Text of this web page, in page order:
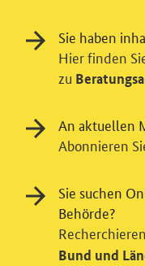
Einwilligung
Wir bitten Sie an
verschiedene
unsere
können Sie in die
einwilligen. Nähere
Sie haben
Hier finden
zu
An aktuellen
Abonnieren
Sie suchen
Behörde?
Bund und